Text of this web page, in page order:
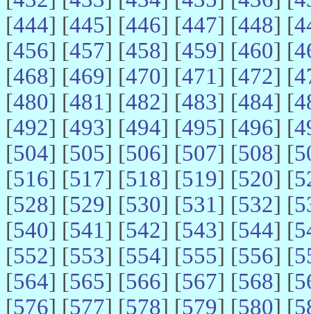
[444] [445] [446] [447] [448] [
[456] [457] [458] [459] [460] [
[468] [469] [470] [471] [472] [
[480] [481] [482] [483] [484] [
[492] [493] [494] [495] [496] [
[504] [505] [506] [507] [508] [
[516] [517] [518] [519] [520] [
[528] [529] [530] [531] [532] [
[540] [541] [542] [543] [544] [
[552] [553] [554] [555] [556] [
[564] [565] [566] [567] [568] [
[576] [577] [578] [579] [580] [